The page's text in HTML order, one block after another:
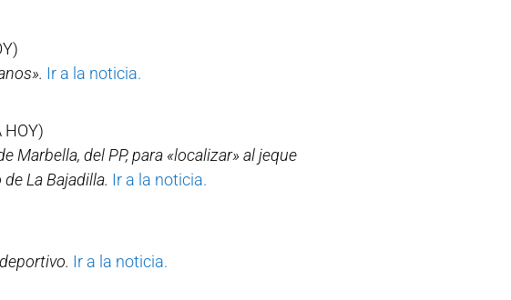
Ir a la noticia.
HOY)
Marbella, del PP, para «localizar» al jeque
La Bajadilla. Ir a la noticia.
Ir a la noticia.